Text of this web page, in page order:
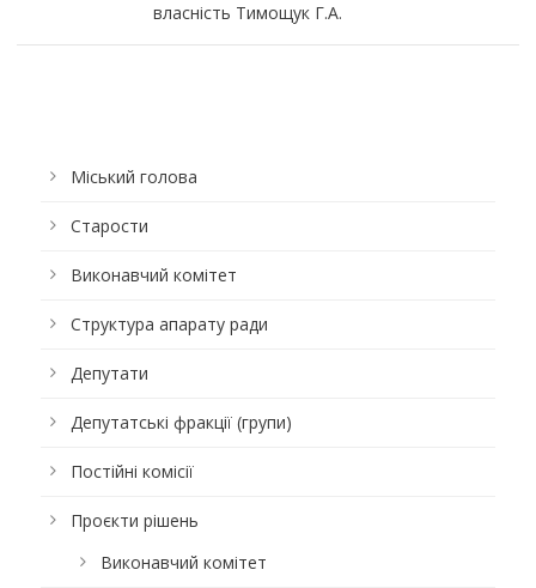
власність Тимощук Г.А.
Міський голова
Старости
Виконавчий комітет
Структура апарату ради
Депутати
Депутатські фракції (групи)
Постійні комісії
Проєкти рішень
Виконавчий комітет